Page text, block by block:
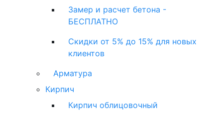
Замер и расчет бетона -
БЕСПЛАТНО
Скидки от 5% до 15% для новых
клиентов
Арматура
Кирпич
Кирпич облицовочный